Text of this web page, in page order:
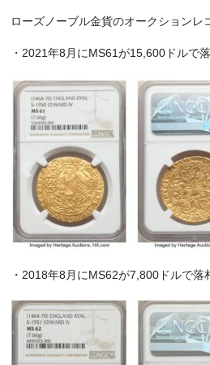
ローズノーブル金貨のオークションレ
・2021年8月にMS61が15,600ドルで
・2018年8月にMS62が7,800ドルで落